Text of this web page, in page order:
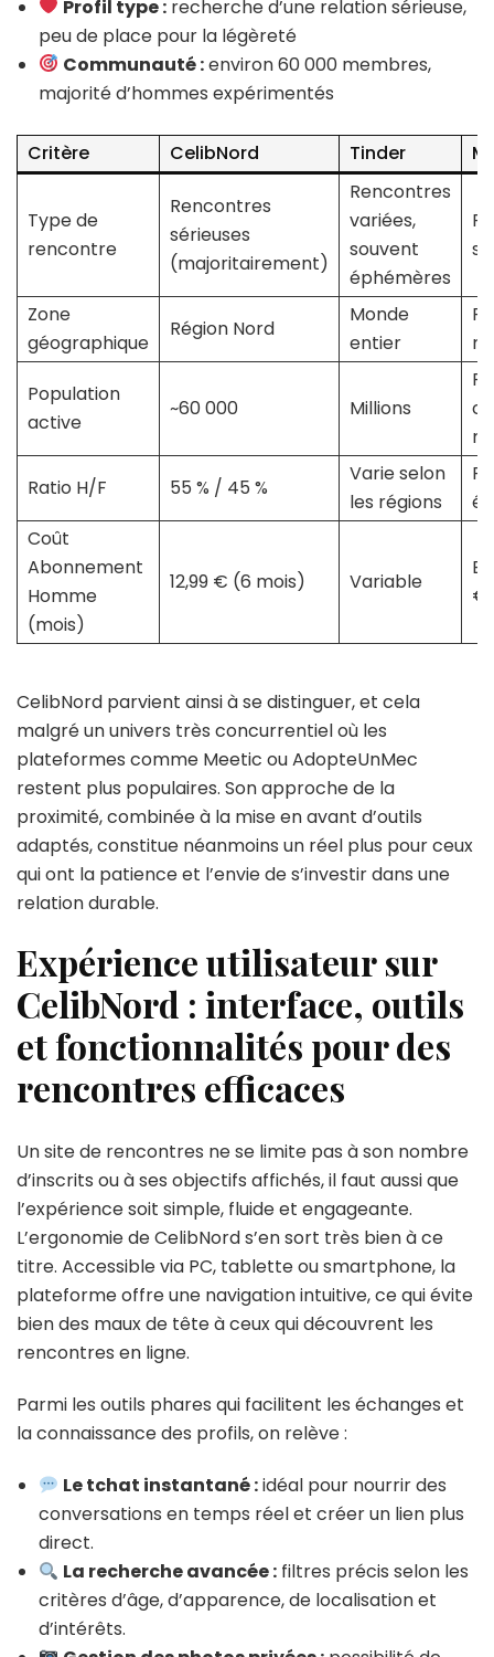
Profil type : recherche d’une relation sérieuse,
peu de place pour la légèreté
Communauté :environ 60 000 membres,
majorité d’hommes expérimentés
Critère CelibNord Tinder
Type de
rencontre
Rencontres
sérieuses
(majoritairement)
Rencontres
variées,
souvent
éphémères
Zone
géographique
Région Nord
Monde
entier
Population
active
~60 000 Millions
Ratio H/F
55 % / 45 %
Varie selon
les régions
Coût
Abonnement
Homme
(mois)
12,99 € (6 mois) Variable
€
CelibNord parvient ainsi à se distinguer, et cela
malgré un univers très concurrentiel où les
plateformes comme Meetic ou AdopteUnMec
restent plus populaires. Son approche de la
proximité, combinée à la mise en avant d’outils
adaptés, constitue néanmoins un réel plus pour ceux
qui ont la patience et l’envie de s’investir dans une
relation durable.
Expérience utilisateur sur
CelibNord : interface, outils
et fonctionnalités pour des
rencontres efficaces
Un site de rencontres ne se limite pas à son nombre
d’inscrits ou à ses objectifs affichés, il faut aussi que
l’expérience soit simple, fluide et engageante.
L’ergonomie de CelibNord s’en sort très bien à ce
titre. Accessible via PC, tablette ou smartphone, la
plateforme offre une navigation intuitive, ce qui évite
bien des maux de tête à ceux qui découvrent les
rencontres en ligne.
Parmi les outils phares qui facilitent les échanges et
la connaissance des profils, on relève :
Le tchat instantané :idéal pour nourrir des
conversations en temps réel et créer un lien plus
direct.
La recherche avancée : filtres précis selon les
critères d’âge, d’apparence, de localisation et
d’intérêts.